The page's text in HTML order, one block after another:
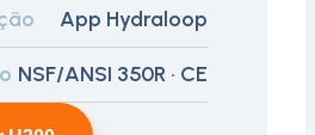
App Hydraloop
NSF/ANSI 350R · CE